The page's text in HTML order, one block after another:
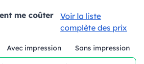
me coûter
Voir la liste
complète des prix
Avec impression Sans impression